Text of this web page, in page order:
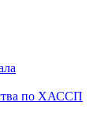
по ХАССП